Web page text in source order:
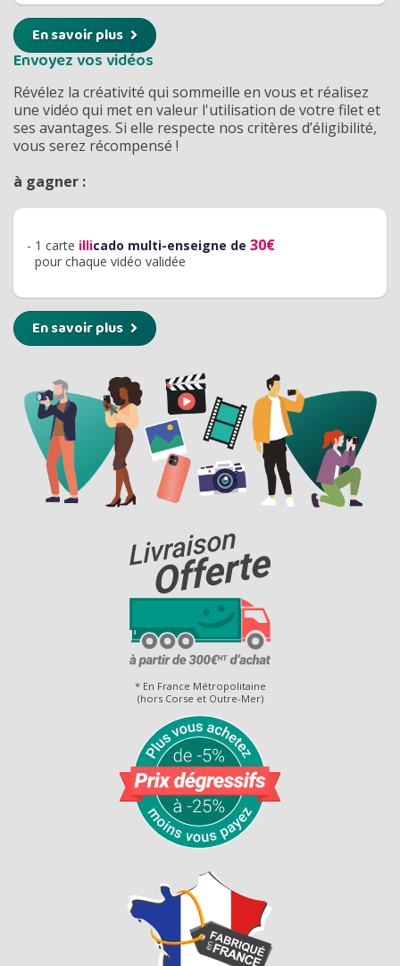
En savoir plus
Envoyez vos vidéos
Révélez la créativité qui sommeille en vous et réalisez
une vidéo qui met en valeur l'utilisation de votre filet et
ses avantages. Si elle respecte nos critères d’éligibilité,
vous serez récompensé !
à gagner :
- 1 carte illicado multi-enseigne de 30€
pour chaque vidéo validée
En savoir plus
* En France Métropolitaine
(hors Corse et Outre-Mer)